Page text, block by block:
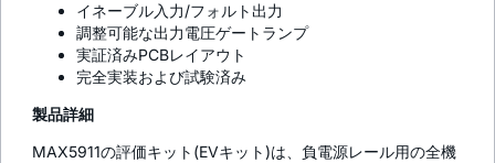
イネーブル入力/フォルト出力
調整可能な出力電圧ゲートランプ
実証済みPCBレイアウト
完全実装および試験済み
製品詳細
MAX5911の評価キット(EVキット)は、負電源レール用の全機